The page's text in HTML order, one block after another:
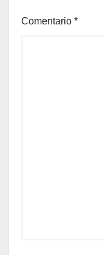
Comentario *